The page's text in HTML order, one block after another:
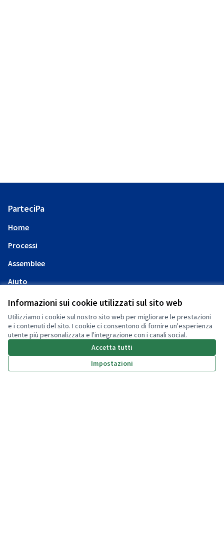
Informazioni sui cookie utilizzati sul sito web
Utilizziamo i cookie sul nostro sito web per migliorare le prestazioni
e i contenuti del sito. I cookie ci consentono di fornire un'esperienza
utente più personalizzata e l'integrazione con i canali social.
Accetta tutti
Impostazioni
ParteciPa
Home
Processi
Assemblee
Aiuto
Il mio account
Accedi